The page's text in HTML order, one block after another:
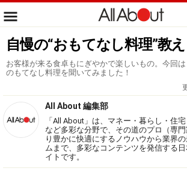
自慢の“おもてなし料理”教え
お客様が来る食卓もにぎやかで楽しいもの。今回
のもてなし料理を聞いてみました！
All About 編集部
「All About」は、マネー・暮らし・住
など多彩な分野で、その道のプロ（専
り豊かに快適にするノウハウから業界
ムまで、多彩なコンテンツを発信する
イトです。